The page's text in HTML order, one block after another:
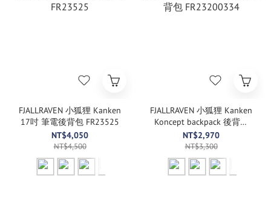
FJALLRAVEN 小狐狸 Kanken
17吋 筆電後背包 FR23525
NT$4,050
NT$4,500
FJALLRAVEN 小狐狸 Kanken
Koncept backpack 後背包
FR23200334
NT$2,970
NT$3,300